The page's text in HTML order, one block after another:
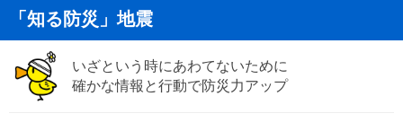
「知る防災」地震
いざという時にあわてないために
確かな情報と行動で防災力アップ